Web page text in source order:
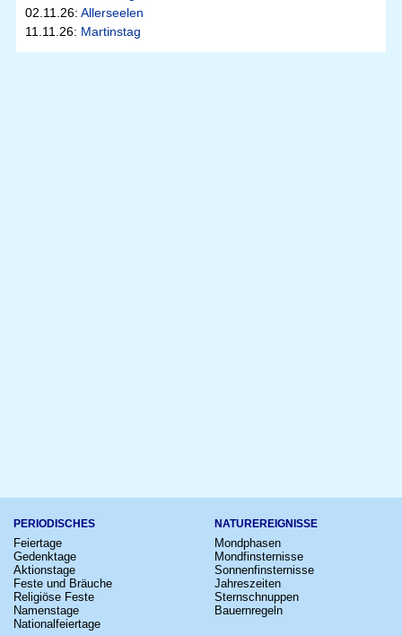
02.11.26: Allerseelen
11.11.26: Martinstag
PERIODISCHES
Feiertage
Gedenktage
Aktionstage
Feste und Bräuche
Religiöse Feste
Namenstage
Nationalfeiertage
NATUREREIGNISSE
Mondphasen
Mondfinsternisse
Sonnenfinsternisse
Jahreszeiten
Sternschnuppen
Bauernregeln